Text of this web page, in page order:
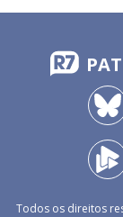
Todos os direitos